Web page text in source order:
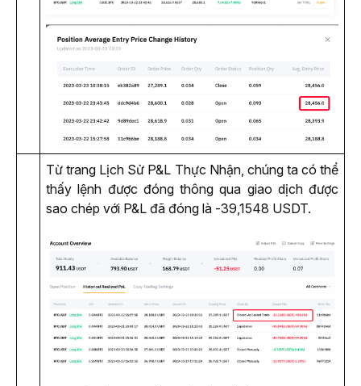
Từ trang Lịch Sử P&L Thực Nhận, chúng ta có thể
thấy lệnh được đóng thông qua giao dịch được
sao chép với P&L đã đóng là -39,1548 USDT.